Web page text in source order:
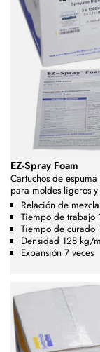
EZ-Spray Foam
Cartuchos de
para moldes ligeros
Relación de
Tiempo de trabajo
Tiempo de curado
Densidad 128 kg/
Expansión 7 veces